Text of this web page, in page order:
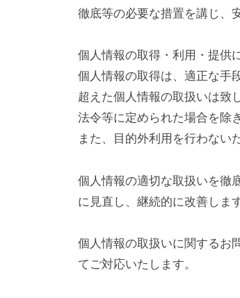
リ
シ
ー
2025
年
月
31
newban
徹底等の必要な措置を講じ、
個人情報の取得・利用・提供
個人情報の取得は、適正な手
超えた個人情報の取扱いは致
法令等に定められた場合を除
また、目的外利用を行わない
個人情報の適切な取扱いを徹
に見直し、継続的に改善します
個人情報の取扱いに関するお
てご対応いたします。